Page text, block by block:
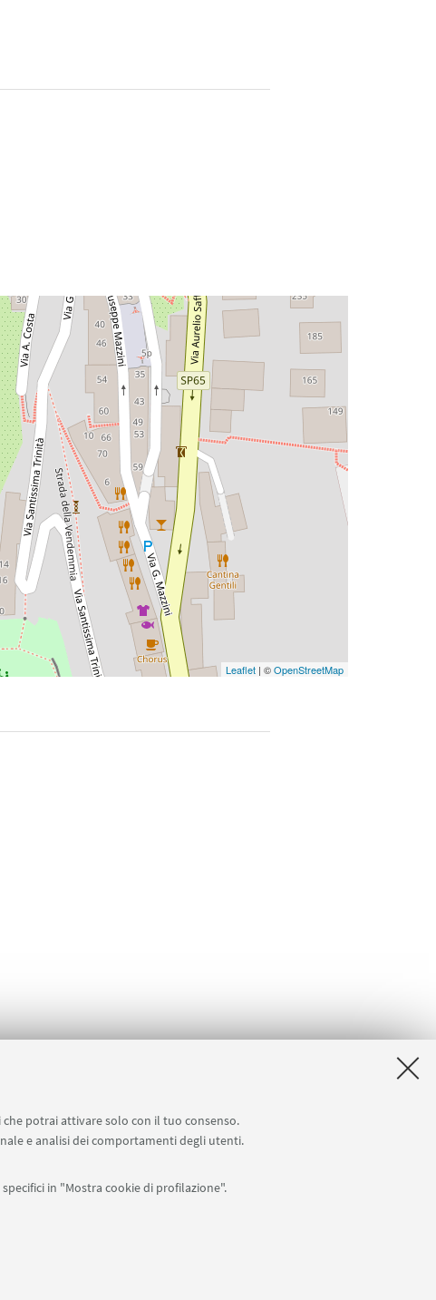
potrai attivare solo con il tuo consenso.
e analisi dei comportamenti degli utenti.
in "Mostra cookie di profilazione".
Leaflet | ©OpenStreetMap